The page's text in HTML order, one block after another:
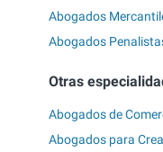
Abogados
Abogados
Otras
Abogados de
Abogados para